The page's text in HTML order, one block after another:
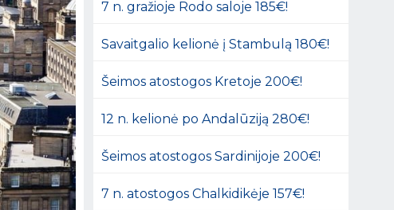
7 n. gražioje Rodo saloje 185€!
Savaitgalio kelionė į Stambulą 180€!
Šeimos atostogos Kretoje 200€!
12 n. kelionė po Andalūziją 280€!
Šeimos atostogos Sardinijoje 200€!
7 n. atostogos Chalkidikėje 157€!